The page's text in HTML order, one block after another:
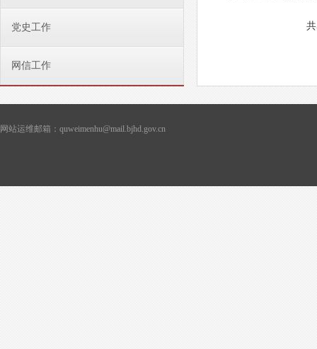
党史工作
网信工作
网站运维邮箱：quweimenhu@mail.bjhd.gov.cn